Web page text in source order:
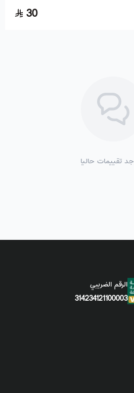
30
تقييمات حاليا
الرقم الضريبي
314234121100003